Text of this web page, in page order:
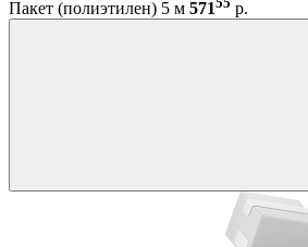
Пакет (полиэтилен) 5 м 571 р.